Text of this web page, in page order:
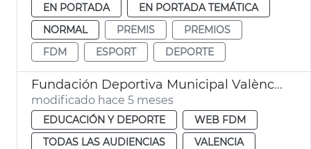
EN PORTADA
EN PORTADA TEMÁTICA
NORMAL
PREMIS
PREMIOS
FDM
ESPORT DEPORTE
Fundación Deportiva Municipal València participa en recogida tapones para reciclaje
modificado hace 5 meses
EDUCACIÓN Y DEPORTE
WEB FDM
TODAS LAS AUDIENCIAS
VALENCIA